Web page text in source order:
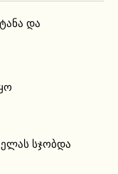
და
სჯობდა